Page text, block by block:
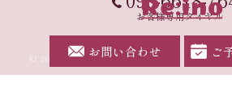
お客様専用ダイヤル
お問い合わせ ご
© 2026 愛知県幸田町の脱毛ならRe:ino ALL